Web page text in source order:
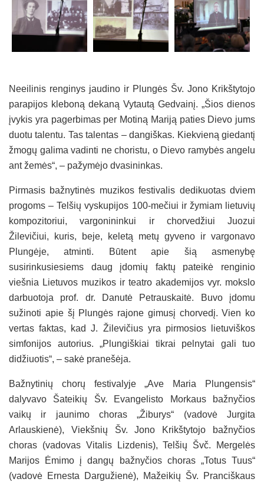
Neeilinis renginys jaudino ir Plungės Šv. Jono Krikštytojo
parapijos kleboną dekaną Vytautą Gedvainį. „Šios dienos
įvykis yra pagerbimas per Motiną Mariją paties Dievo jums
duotu talentu. Tas talentas – dangiškas. Kiekvieną giedantį
žmogų galima vadinti ne choristu, o Dievo ramybės angelu
ant žemės“, – pažymėjo dvasininkas.
Pirmasis bažnytinės muzikos festivalis dedikuotas dviem
progoms – Telšių vyskupijos 100-mečiui ir žymiam lietuvių
kompozitoriui, vargonininkui ir chorvedžiui Juozui
Žilevičiui, kuris, beje, keletą metų gyveno ir vargonavo
Plungėje, atminti. Būtent apie šią asmenybę
susirinkusiesiems daug įdomių faktų pateikė renginio
viešnia Lietuvos muzikos ir teatro akademijos vyr. mokslo
darbuotoja prof. dr. Danutė Petrauskaitė. Buvo įdomu
sužinoti apie šį Plungės rajone gimusį chorvedį. Vien ko
vertas faktas, kad J. Žilevičius yra pirmosios lietuviškos
simfonijos autorius. „Plungiškiai tikrai pelnytai gali tuo
didžiuotis“, – sakė pranešėja.
Bažnytinių chorų festivalyje „Ave Maria Plungensis“
dalyvavo Šateikių Šv. Evangelisto Morkaus bažnyčios
vaikų ir jaunimo choras „Žiburys“ (vadovė Jurgita
Arlauskienė), Viekšnių Šv. Jono Krikštytojo bažnyčios
choras (vadovas Vitalis Lizdenis), Telšių Švč. Mergelės
Marijos Ėmimo į dangų bažnyčios choras „Totus Tuus“
(vadovė Ernesta Dargužienė), Mažeikių Šv. Pranciškaus